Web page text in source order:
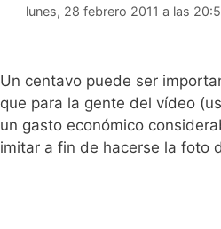
lunes, 28 febrero 2011 a las
Un centavo puede ser
que para la gente del vídeo
un gasto económico
imitar a fin de hacerse la foto